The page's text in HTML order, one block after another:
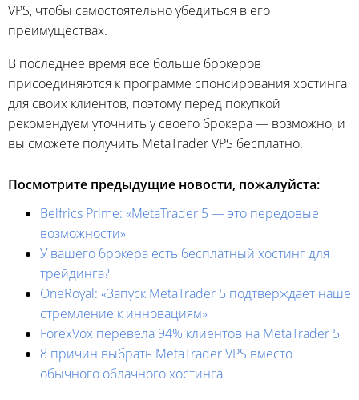
VPS, чтобы самостоятельно убедиться в его
преимуществах.
В последнее время все больше брокеров
присоединяются к программе спонсирования хостинга
для своих клиентов, поэтому перед покупкой
рекомендуем уточнить у своего брокера — возможно, и
вы сможете получить MetaTrader VPS бесплатно.
Посмотрите предыдущие новости, пожалуйста:
Belfrics Prime: «MetaTrader 5 — это передовые
возможности»
У вашего брокера есть бесплатный хостинг для
трейдинга?
OneRoyal: «Запуск MetaTrader 5 подтверждает наше
стремление к инновациям»
ForexVox перевела 94% клиентов на MetaTrader 5
8 причин выбрать MetaTrader VPS вместо
обычного облачного хостинга